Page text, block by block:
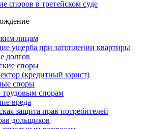
споров в третейском суде
лицам
ущерба при затоплении квартиры
долгов
споры
(кредитный юрист)
споры
спорам
вреда
защита прав потребителей
дольщиков